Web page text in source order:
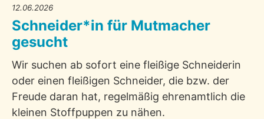
12.06.2026
Schneider*in für Mutmacher
gesucht
Wir suchen ab sofort eine fleißige Schneiderin
oder einen fleißigen Schneider, die bzw. der
Freude daran hat, regelmäßig ehrenamtlich die
kleinen Stoffpuppen zu nähen.